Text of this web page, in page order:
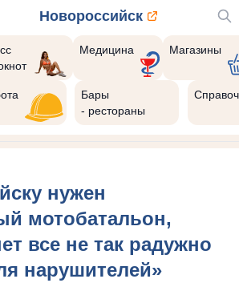
Новороссийск
Медицина Магазины
Бары
- рестораны
нужен
мотобатальон,
все не так радужно
нарушителей»